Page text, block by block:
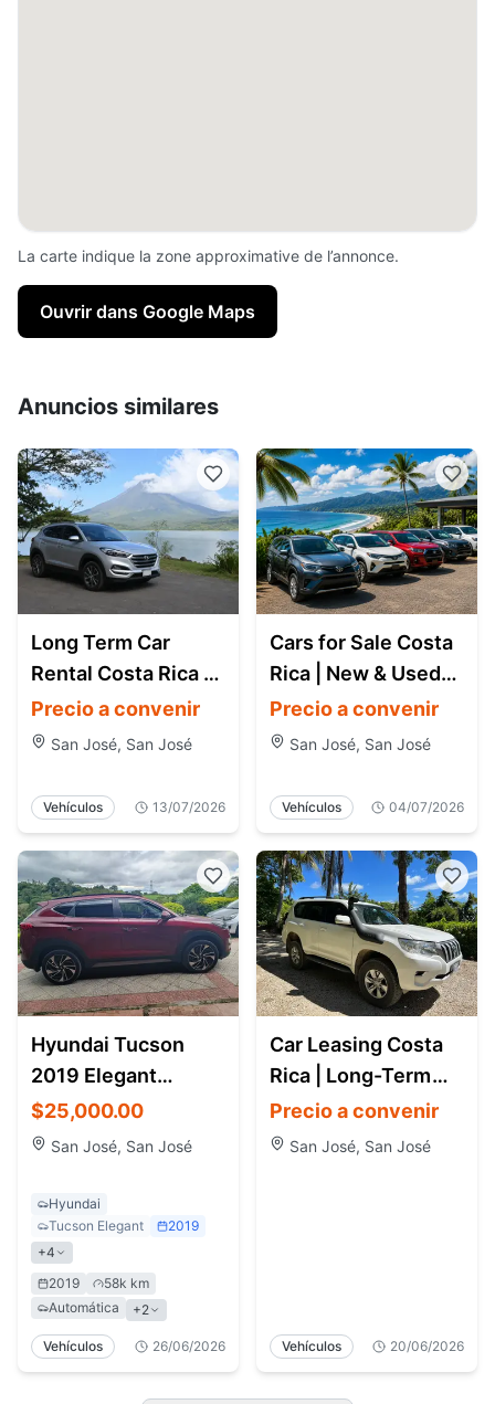
La carte indique la zone approximative de l’annonce.
Ouvrir dans Google Maps
Anuncios similares
Long Term Car
Rental Costa Rica |
Monthly SUV & 4x4
Rentals for Expats
Precio a convenir
San José, San José
Vehículos 13/07/2026
Cars for Sale Costa
Rica | New & Used
Cars, SUVs & 4x4
Precio a convenir
San José, San José
Vehículos 04/07/2026
Hyundai Tucson
2019 Elegant
Edition
$25,000.00
San José, San José
Hyundai
Tucson Elegant
2019
+4
2019
58k km
Automática
+2
Vehículos 26/06/2026
Car Leasing Costa
Rica | Long-Term
SUV & 4x4 for
Expats
Precio a convenir
San José, San José
Vehículos 20/06/2026